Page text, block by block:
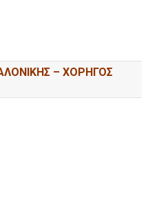
– ΧΟΡΗΓΟΣ